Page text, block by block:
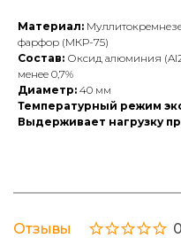
Материал:
фарфор (МКР-75)
Состав: Оксид алюминия
менее 0,7%
Диаметр: 40 мм
Температурный режим
Выдерживает нагрузку
Отзывы